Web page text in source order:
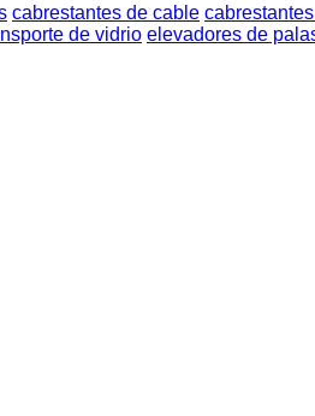
cabrestantes de cable
de vidrio elevadores de